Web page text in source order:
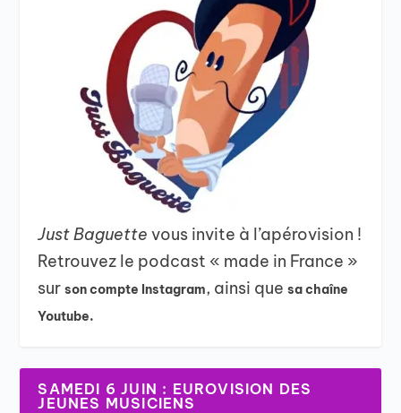
Just Baguettevous invite à l’apérovision !
Retrouvez le podcast « made in France »
surson compte Instagram, ainsi quesa chaîne
Youtube.
SAMEDI 6 JUIN : EUROVISION DES
JEUNES MUSICIENS